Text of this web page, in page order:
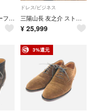
三陽山長 コインローファー ブラウン メンズ サイズ42【AFC332】
ドレス/ビジネス
三陽山長 友之介 ストレートチップ シューツリー付き 6.5サイズ 24.5cm
¥ 25,999
3%還元